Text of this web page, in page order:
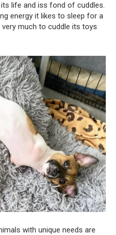
life and iss fond of cuddles.
energy it likes to sleep for a
much to cuddle its toys
with unique needs are